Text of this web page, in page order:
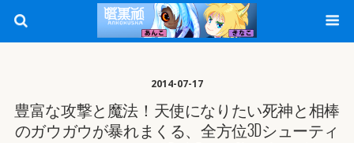
2014-07-17
豊富な攻撃と魔法！天使になりたい死神と相棒
のガウガウが暴れまくる、全方位3Dシューティ